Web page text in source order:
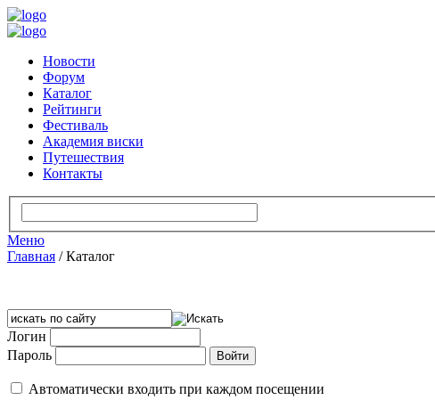
Новости
Форум
Каталог
Рейтинги
Фестиваль
Академия виски
Путешествия
Контакты
Меню
Главная /Каталог
Логин
Пароль
Автоматически входить при каждом посещении